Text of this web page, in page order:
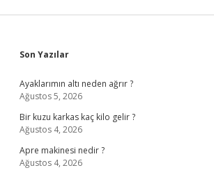
Sidebar
Son Yazılar
Ayaklarımın altı neden ağrır ?
Ağustos 5, 2026
Bir kuzu karkas kaç kilo gelir ?
Ağustos 4, 2026
Apre makinesi nedir ?
Ağustos 4, 2026